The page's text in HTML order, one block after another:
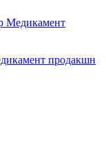
продакшн